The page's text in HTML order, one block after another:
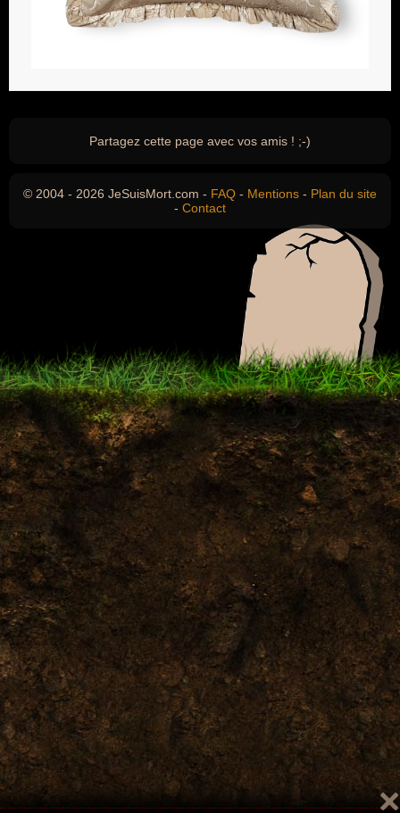
Partagez cette page avec vos amis ! ;-)
© 2004 - 2026 JeSuisMort.com - FAQ - Mentions - Plan du site
- Contact